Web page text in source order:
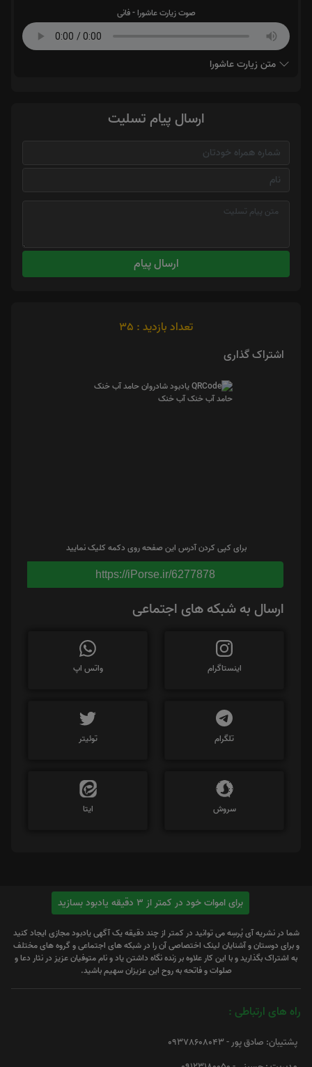
صوت زیارت عاشورا - فانی
متن زیارت عاشورا
ارسال پیام تسلیت
ارسال پیام
تعداد بازدید : 35
اشتراک گذاری
برای کپی کردن آدرس این صفحه روی دکمه کلیک نمایید
https://iPorse.ir/6277878
ارسال به شبکه های اجتماعی
اینستاگرام واتس اپ
تلگرام توئیتر
سروش ایتا
برای اموات خود در کمتر از 3 دقیقه یادبود بسازید
شما در نشریه آی پُرسِه می توانید در کمتر از چند دقیقه یک آگهی یادبود مجازی ایجاد کنید
و برای دوستان و آشنایان لینک اختصاصی آن را در شبکه های اجتماعی و گروه های مختلف
به اشتراک بگذارید و با این کار علاوه بر زنده نگاه داشتن یاد و نام متوفیان عزیز در نثار دعا و
صلوات و فاتحه به روح این عزیزان سهیم باشید.
راه های ارتباطی :
پشتیبان: صادق پور - 09378608043